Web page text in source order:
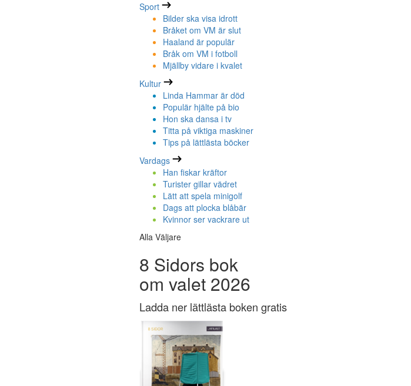
Sport
Bilder ska visa idrott
Bråket om VM är slut
Haaland är populär
Bråk om VM i fotboll
Mjällby vidare i kvalet
Kultur
Linda Hammar är död
Populär hjälte på bio
Hon ska dansa i tv
Titta på viktiga maskiner
Tips på lättlästa böcker
Vardags
Han fiskar kräftor
Turister gillar vädret
Lätt att spela minigolf
Dags att plocka blåbär
Kvinnor ser vackrare ut
Alla Väljare
8 Sidors bok
om valet 2026
Ladda ner lättlästa boken gratis